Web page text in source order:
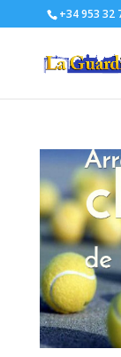
+34 953 32